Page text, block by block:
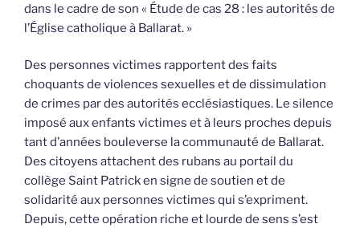
dans le cadre de son « Étude de cas 28 : les autorités de
l’Église catholique à Ballarat. »
Des personnes victimes rapportent des faits
choquants de violences sexuelles et de dissimulation
de crimes par des autorités ecclésiastiques. Le silence
imposé aux enfants victimes et à leurs proches depuis
tant d’années bouleverse la communauté de Ballarat.
Des citoyens attachent des rubans au portail du
collège Saint Patrick en signe de soutien et de
solidarité aux personnes victimes qui s’expriment.
Depuis, cette opération riche et lourde de sens s’est